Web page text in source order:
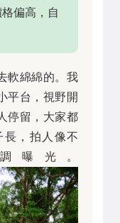
偏高，自
軟綿綿的。我
平台，視野開
停留，大家都
長，拍人像不
曝光。